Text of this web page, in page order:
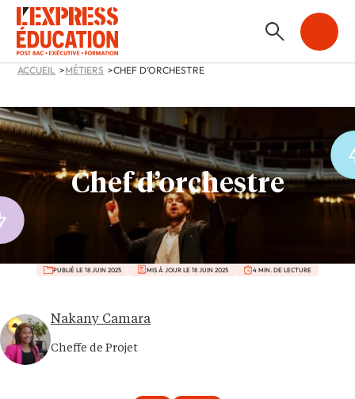
ACCUEIL MÉTIERS CHEF D’ORCHESTRE
Chef d’orchestre
PUBLIÉ LE 18 JUIN 2025 MIS À JOUR LE 18 JUIN 2025 4 MIN. DE LECTURE
Nakany Camara
Cheffe de Projet